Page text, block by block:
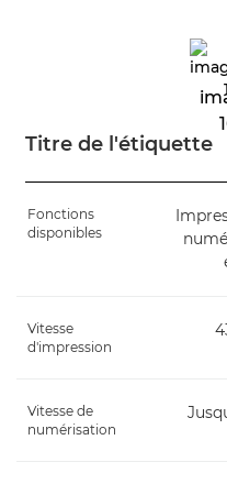
Titre de l'étiquette
Fonctions
disponibles
Vitesse
d'impression
Vitesse de
numérisation